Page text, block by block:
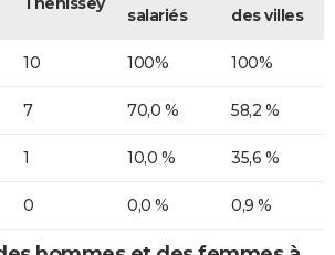
salariés
des villes
10 100% 100%
7 70,0 % 58,2 %
1 10,0 % 35,6 %
0 0,0 % 0,9 %